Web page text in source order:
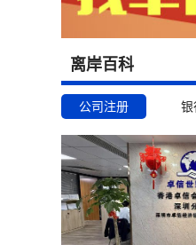
离岸百科
公司注册 银